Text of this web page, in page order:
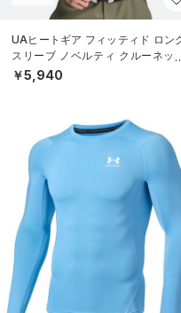
UAヒートギア フィッティド ロン
スリーブ ノベルティ クルーネック
シャツ（ゴルフ/MEN）
￥5,940